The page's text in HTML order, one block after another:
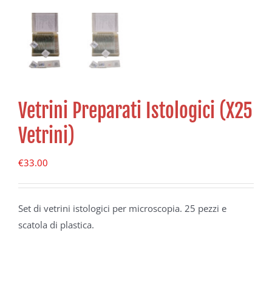
Vetrini Preparati Istologici (X25
Vetrini)
€33.00
Set di vetrini istologici per microscopia. 25 pezzi e
scatola di plastica.